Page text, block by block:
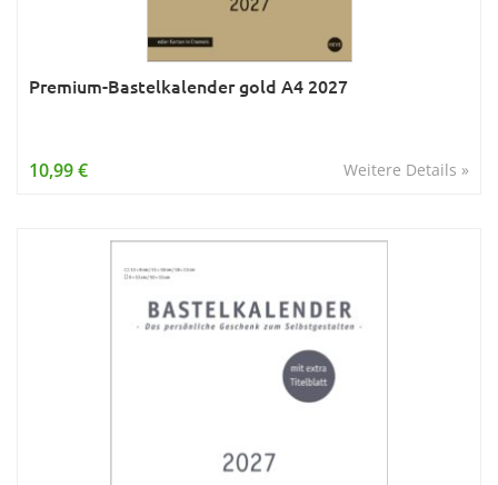
Premium-Bastelkalender gold A4 2027
Weitere Details »
10,99 €